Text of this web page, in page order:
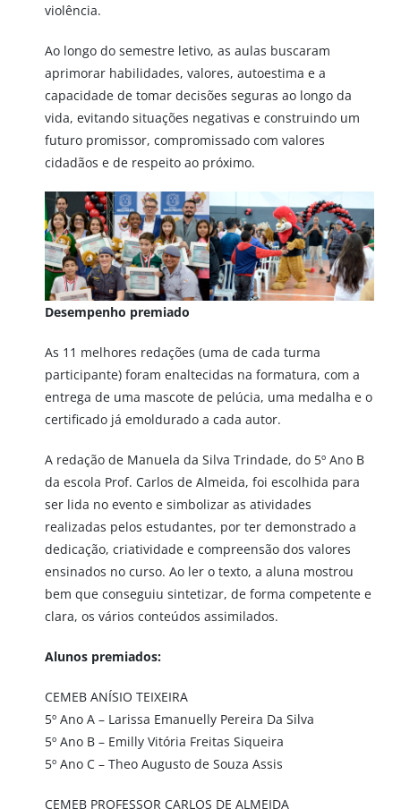
violência.
Ao longo do semestre letivo, as aulas buscaram
aprimorar habilidades, valores, autoestima e a
capacidade de tomar decisões seguras ao longo da
vida, evitando situações negativas e construindo um
futuro promissor, compromissado com valores
cidadãos e de respeito ao próximo.
Desempenho premiado
As 11 melhores redações (uma de cada turma
participante) foram enaltecidas na formatura, com a
entrega de uma mascote de pelúcia, uma medalha e o
certificado já emoldurado a cada autor.
A redação de Manuela da Silva Trindade, do 5º Ano B
da escola Prof. Carlos de Almeida, foi escolhida para
ser lida no evento e simbolizar as atividades
realizadas pelos estudantes, por ter demonstrado a
dedicação, criatividade e compreensão dos valores
ensinados no curso. Ao ler o texto, a aluna mostrou
bem que conseguiu sintetizar, de forma competente e
clara, os vários conteúdos assimilados.
Alunos premiados:
CEMEB ANÍSIO TEIXEIRA
5º Ano A – Larissa Emanuelly Pereira Da Silva
5º Ano B – Emilly Vitória Freitas Siqueira
5º Ano C – Theo Augusto de Souza Assis
CEMEB PROFESSOR CARLOS DE ALMEIDA